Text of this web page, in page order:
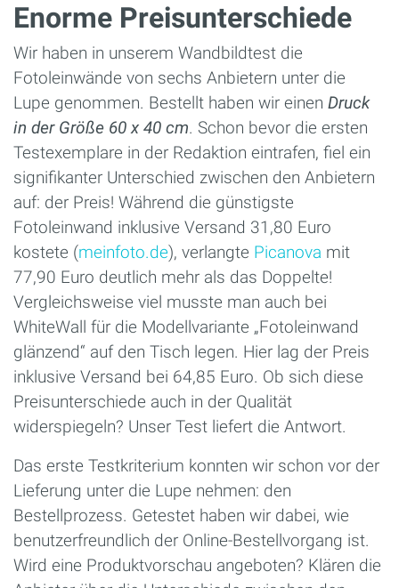
Enorme Preisunterschiede
Wir haben in unserem Wandbildtest die
Fotoleinwände von sechs Anbietern unter die
Lupe genommen. Bestellt haben wir einen Druck
in der Größe 60 x 40 cm. Schon bevor die ersten
Testexemplare in der Redaktion eintrafen, fiel ein
signifikanter Unterschied zwischen den Anbietern
auf: der Preis! Während die günstigste
Fotoleinwand inklusive Versand 31,80 Euro
kostete (meinfoto.de), verlangte Picanova mit
77,90 Euro deutlich mehr als das Doppelte!
Vergleichsweise viel musste man auch bei
WhiteWall für die Modellvariante „Foto­leinwand
glänzend“ auf den Tisch legen. Hier lag der Preis
inklusive Versand bei 64,85 Euro. Ob sich diese
Preisunterschiede auch in der Qualität
widerspiegeln? Unser Test liefert die Antwort.
Das erste Testkriterium konnten wir schon vor der
Lieferung unter die Lupe nehmen: den
Bestellprozess. Getestet haben wir dabei, wie
benutzerfreundlich der Online-Bestellvorgang ist.
Wird eine Produktvorschau angeboten? Klären die